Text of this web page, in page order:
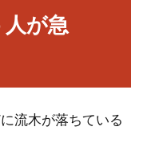
つきのアパートに住んだこ
が安くてキレイでロフトも
が急
流木が落ちている